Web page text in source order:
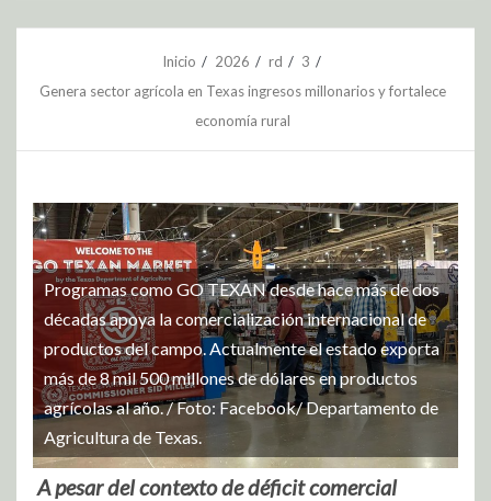
Inicio 2026 rd
3
Genera sector agrícola en Texas ingresos millonarios y fortalece
economía rural
Programas como GO TEXAN desde hace más de dos
décadas apoya la comercialización internacional de
productos del campo. Actualmente el estado exporta
más de 8 mil 500 millones de dólares en productos
agrícolas al año. / Foto: Facebook/ Departamento de
Agricultura de Texas.
A pesar del contexto de déficit comercial